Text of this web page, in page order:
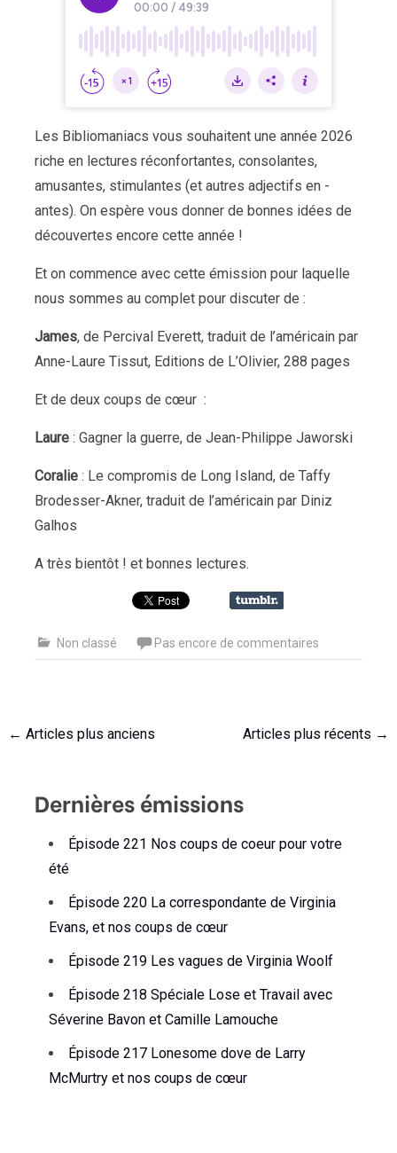
Les Bibliomaniacs vous souhaitent une année 2026
riche en lectures réconfortantes, consolantes,
amusantes, stimulantes (et autres adjectifs en -
antes). On espère vous donner de bonnes idées de
découvertes encore cette année !
Et on commence avec cette émission pour laquelle
nous sommes au complet pour discuter de :
James, de Percival Everett, traduit de l’américain par
Anne-Laure Tissut, Editions de L’Olivier, 288 pages
Et de deux coups de cœur :
Laure : Gagner la guerre, de Jean-Philippe Jaworski
Coralie: Le compromis de Long Island, de Taffy
Brodesser-Akner, traduit de l’américain par Diniz
Galhos
A très bientôt ! et bonnes lectures.
Non classé Pas encore de commentaires
Navigation
sein
des
articles
← Articles plus anciens Articles plus récents →
Dernières émissions
Épisode 221 Nos coups de coeur pour votre
été
Épisode 220 La correspondante de Virginia
Evans, et nos coups de cœur
Épisode 219 Les vagues de Virginia Woolf
Épisode 218 Spéciale Lose et Travail avec
Séverine Bavon et Camille Lamouche
Épisode 217 Lonesome dove de Larry
McMurtry et nos coups de cœur